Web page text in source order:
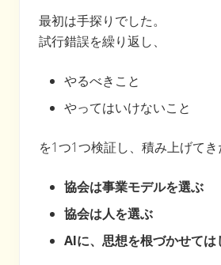
最初は手探りでした。
試行錯誤を繰り返し、
やるべきこと
やってはいけないこと
を1つ1つ検証し、積み上げて
協会は事業モデルを選ぶ
協会は人を選ぶ
AIに、思想を根づかせては